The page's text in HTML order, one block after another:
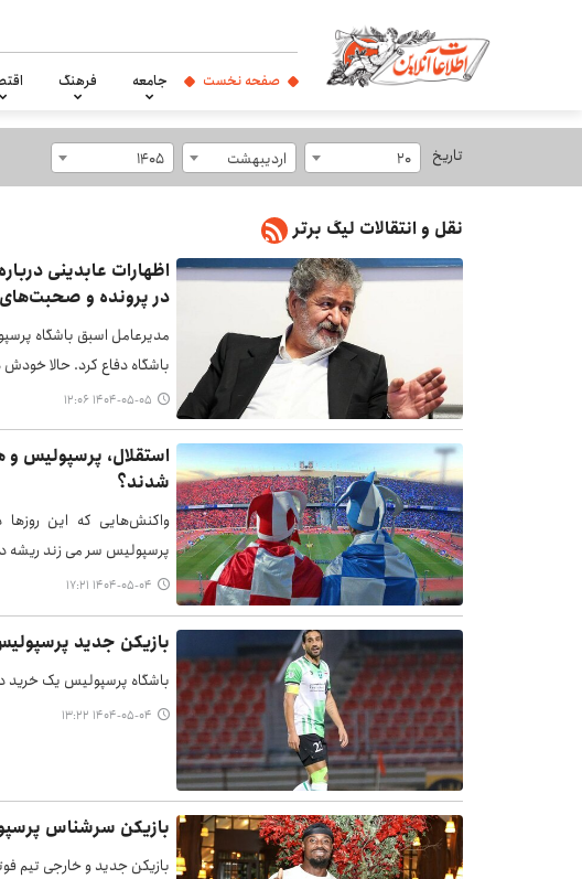
صفحه نخست جامعه فرهنگ
تاریخ 20 اردیبهشت 1405
نقل و انتقالات لیگ برتر
اظهارات عابدینی
در پرونده و صحبت‌های
مدیرعامل اسبق باشگاه
باشگاه دفاع کرد. حالا خودش
۱۴۰۴-۰۵-۰۵ ۱۲:۰۶
استقلال، پرسپولیس
شدند؟
واکنش‌هایی که این روزها
پرسپولیس سر می زند ریشه
۱۴۰۴-۰۵-۰۴ ۱۷:۲۱
بازیکن جدید
باشگاه پرسپولیس یک خرید
۱۴۰۴-۰۵-۰۴ ۱۳:۲۲
بازیکن سرشناس
بازیکن جدید و خارجی تیم